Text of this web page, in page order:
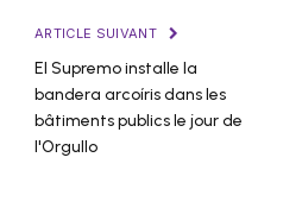
ARTICLE SUIVANT
El Supremo installe la
bandera arcoíris dans les
bâtiments publics le jour de
l'Orgullo